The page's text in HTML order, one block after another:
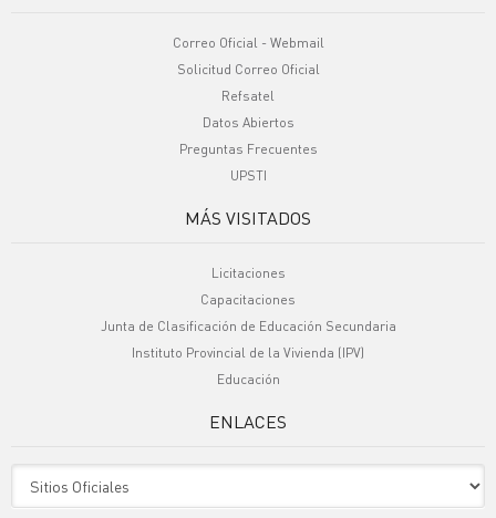
Correo Oficial - Webmail
Solicitud Correo Oficial
Refsatel
Datos Abiertos
Preguntas Frecuentes
UPSTI
MÁS VISITADOS
Licitaciones
Capacitaciones
Junta de Clasificación de Educación Secundaria
Instituto Provincial de la Vivienda (IPV)
Educación
ENLACES